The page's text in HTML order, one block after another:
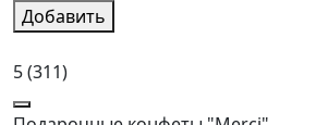
Добавить
5(311)